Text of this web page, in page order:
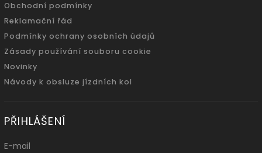
Obchodní podmínky
Reklamační řád
Podmínky ochrany osobních údajů
Zásady používání souboru cookie
Novinky
Návody k obsluze jízdních kol
PŘIHLÁŠENÍ
E-mail